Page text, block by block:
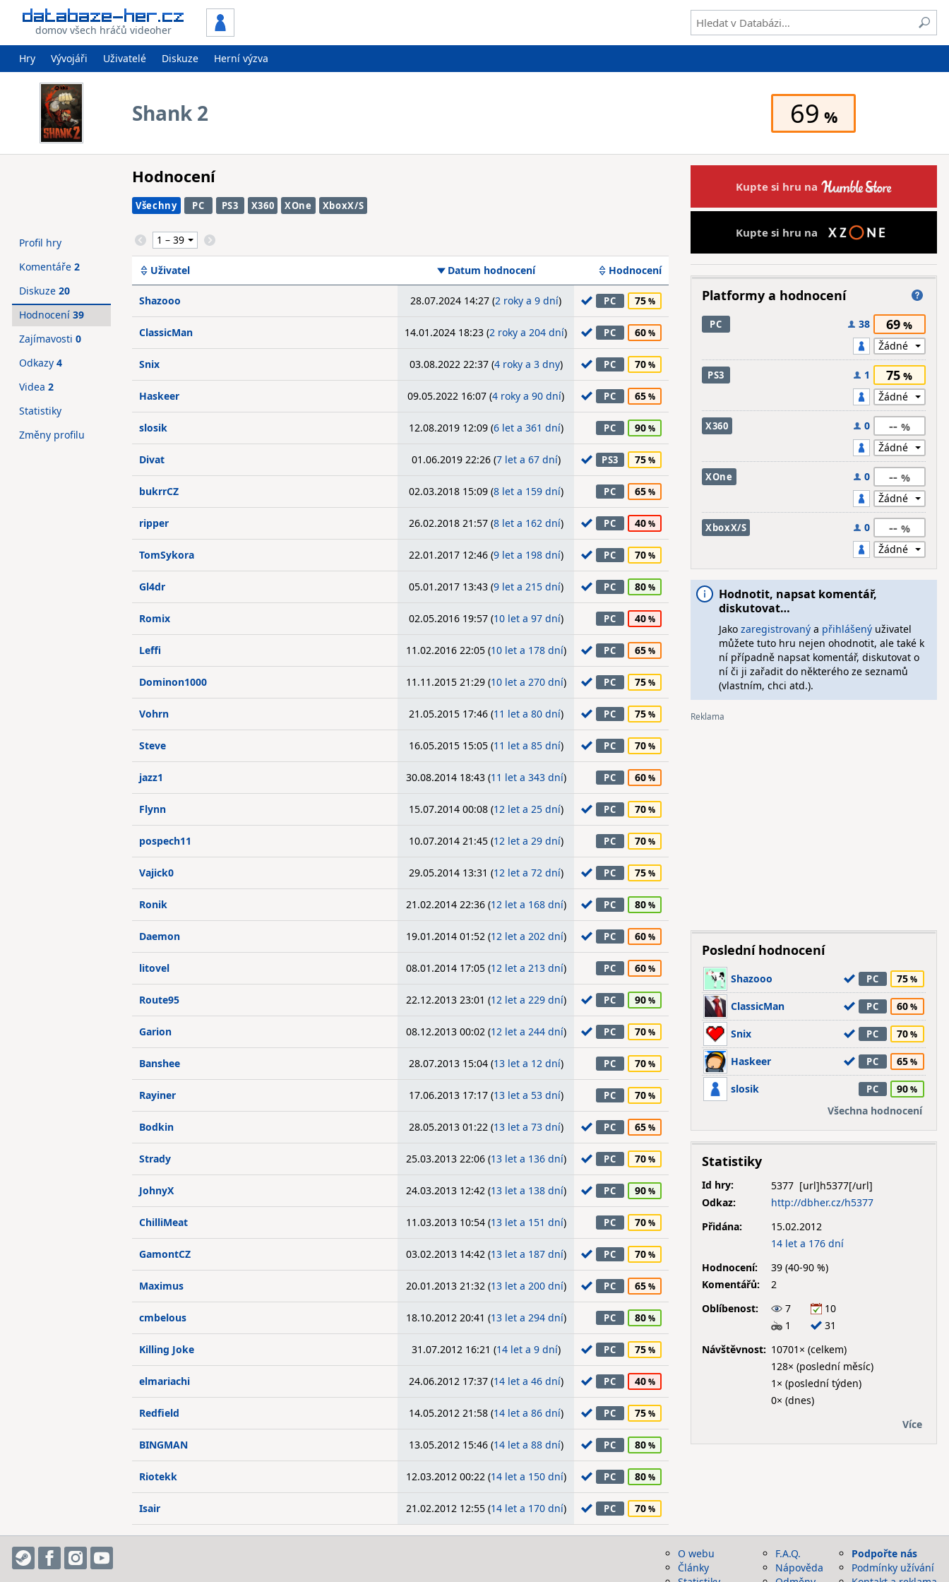
domov všech hráčů videoher
Hry Vývojáři Uživatelé Diskuze Herní výzva
Shank 2 69
Hodnocení
Všechny PC PS3 X360 XOne XboxX/S
Uživatel Datum hodnocení Hodnocení
Shazooo 28.07.2024 14:27 (2 roky a 9 dní) PC 75
ClassicMan 14.01.2024 18:23 (2 roky a 204 dní) PC 60
Snix 03.08.2022 22:37 (4 roky a 3 dny) PC 70
Haskeer 09.05.2022 16:07 (4 roky a 90 dní) PC 65
slosik 12.08.2019 12:09 (6 let a 361 dní) PC 90
Divat 01.06.2019 22:26 (7 let a 67 dní) PS3 75
bukrrCZ 02.03.2018 15:09 (8 let a 159 dní) PC 65
ripper 26.02.2018 21:57 (8 let a 162 dní) PC 40
TomSykora 22.01.2017 12:46 (9 let a 198 dní) PC 70
Gl4dr 05.01.2017 13:43 (9 let a 215 dní) PC 80
Romix 02.05.2016 19:57 (10 let a 97 dní) PC 40
Leffi 11.02.2016 22:05 (10 let a 178 dní) PC 65
Dominon1000 11.11.2015 21:29 (10 let a 270 dní) PC 75
Vohrn 21.05.2015 17:46 (11 let a 80 dní) PC 75
Steve 16.05.2015 15:05 (11 let a 85 dní) PC 70
jazz1 30.08.2014 18:43 (11 let a 343 dní) PC 60
Flynn 15.07.2014 00:08 (12 let a 25 dní) PC 70
pospech11 10.07.2014 21:45 (12 let a 29 dní) PC 70
Vajick0 29.05.2014 13:31 (12 let a 72 dní) PC 75
Ronik 21.02.2014 22:36 (12 let a 168 dní) PC 80
Daemon 19.01.2014 01:52 (12 let a 202 dní) PC 60
litovel 08.01.2014 17:05 (12 let a 213 dní) PC 60
Route95 22.12.2013 23:01 (12 let a 229 dní) PC 90
Garion 08.12.2013 00:02 (12 let a 244 dní) PC 70
Banshee 28.07.2013 15:04 (13 let a 12 dní) PC 70
Rayiner 17.06.2013 17:17 (13 let a 53 dní) PC 70
Bodkin 28.05.2013 01:22 (13 let a 73 dní) PC 65
Strady 25.03.2013 22:06 (13 let a 136 dní) PC 70
JohnyX 24.03.2013 12:42 (13 let a 138 dní) PC 90
ChilliMeat 11.03.2013 10:54 (13 let a 151 dní) PC 70
GamontCZ 03.02.2013 14:42 (13 let a 187 dní) PC 70
Maximus 20.01.2013 21:32 (13 let a 200 dní) PC 65
cmbelous 18.10.2012 20:41 (13 let a 294 dní) PC 80
Killing Joke 31.07.2012 16:21 (14 let a 9 dní) PC 75
elmariachi 24.06.2012 17:37 (14 let a 46 dní) PC 40
Redfield 14.05.2012 21:58 (14 let a 86 dní) PC 75
BINGMAN 13.05.2012 15:46 (14 let a 88 dní) PC 80
Riotekk 12.03.2012 00:22 (14 let a 150 dní) PC 80
Isair 21.02.2012 12:55 (14 let a 170 dní) PC 70
Profil hry
Komentáře 2
Diskuze 20
Hodnocení 39
Zajímavosti 0
Odkazy 4
Videa 2
Statistiky
Změny profilu
Kupte si hru na
Kupte si hru na
Platformy a hodnocení
PC 38 69
PS3 1 75
X360 0 --
XOne 0 --
XboxX/S 0 --
Hodnotit, napsat komentář,
diskutovat…
Jako zaregistrovanýa přihlášenýuživatel
můžete tuto hru nejen ohodnotit, ale také k
ní případně napsat komentář, diskutovat o
ní či ji zařadit do některého ze seznamů
(vlastním, chci atd.).
Poslední hodnocení
Shazooo PC 75
ClassicMan PC 60
Snix PC 70
Haskeer PC 65
slosik PC
90
Všechna hodnocení
Statistiky
Id hry:
5377
Odkaz:
http://dbher.cz/h5377
Přidána:
15.02.2012
14 let a 176 dní
Hodnocení:
39 (40-90 %)
Komentářů:
2
Oblíbenost:
7
10
1
31
Návštěvnost: 10701× (celkem)
128× (poslední měsíc)
1× (poslední týden)
0× (dnes)
Více
O webu
Články
F.A.Q.
Nápověda
Podpořte nás
Podmínky užívání